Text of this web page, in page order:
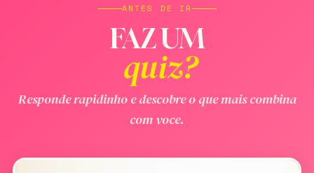
ANTES DE IR
FAZ UM
quiz?
Responde rapidinho e descobre o que mais combina
com voce.